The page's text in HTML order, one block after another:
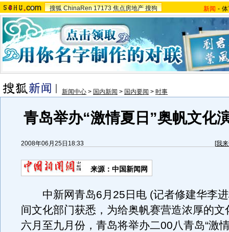
搜狐 ChinaRen 17173 焦点房地产 搜狗 新闻 -
新闻中心 > 国内新闻 > 国内要闻 > 时事
青岛举办“激情夏日”奥帆文化
2008年06月25日18:33 [我
来源：中国新闻网
中新网青岛6月25日电 (记者修建华李进
间文化部门获悉，为给奥帆赛营造浓厚的文
六月至九月份，青岛将举办二00八青岛“激